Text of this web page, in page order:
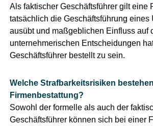
Als faktischer Geschäftsführer gilt eine
tatsächlich die Geschäftsführung eines
ausübt und maßgeblichen Einfluss auf
unternehmerischen Entscheidungen
Geschäftsführer bestellt zu sein.
Welche Strafbarkeitsrisiken
Firmenbestattung?
Sowohl der formelle als auch der
Geschäftsführer können sich bei einer